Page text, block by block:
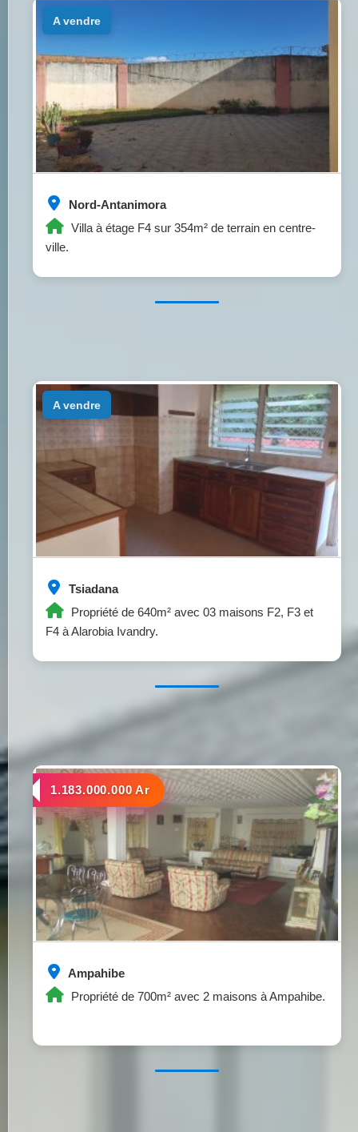
Nord-Antanimora
Villa à étage F4 sur 354m² de terrain en centre-
ville.
a vendre
Tsiadana
Propriété de 640m² avec 03 maisons F2, F3 et
F4 à Alarobia Ivandry.
a vendre
Ampahibe
Propriété de 700m² avec 2 maisons à Ampahibe.
a vendre
1.183.000.000 Ar